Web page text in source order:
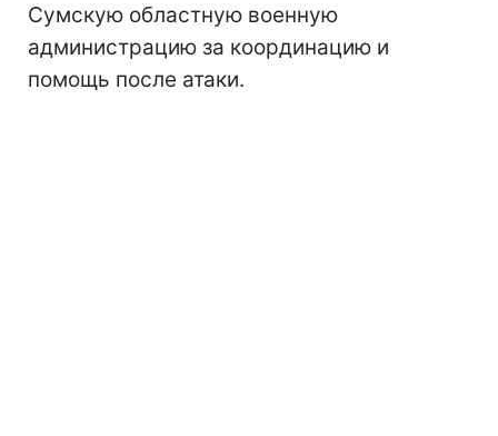
Сумскую областную военную
администрацию за координацию и
помощь после атаки.